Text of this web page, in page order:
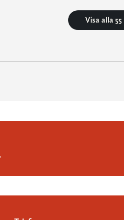
Visa alla